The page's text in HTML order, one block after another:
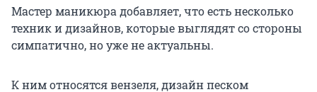
Мастер маникюра добавляет, что есть несколько
техник и дизайнов, которые выглядят со стороны
симпатично, но уже не актуальны.
К ним относятся вензеля, дизайн песком